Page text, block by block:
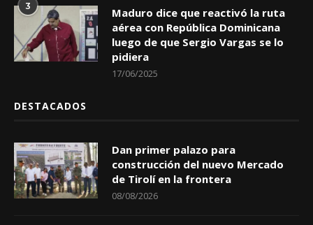
3
Maduro dice que reactivó la ruta
aérea con República Dominicana
luego de que Sergio Vargas se lo
pidiera
17/06/2025
DESTACADOS
Dan primer palazo para
construcción del nuevo Mercado
de Tirolí en la frontera
08/08/2026